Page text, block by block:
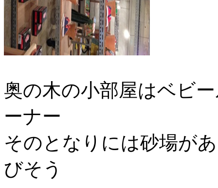
奥の木の小部屋はベビ
ーナー
そのとなりには砂場が
びそう